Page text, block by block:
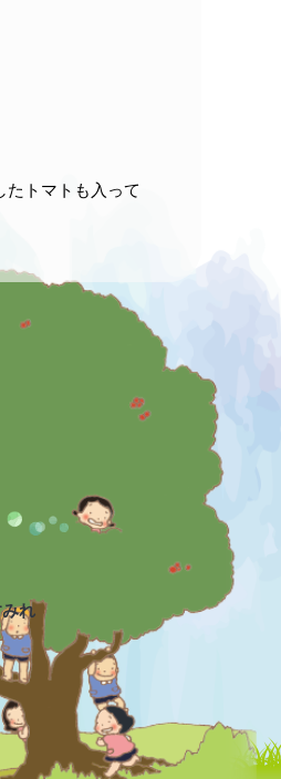
トマトも入って
れ